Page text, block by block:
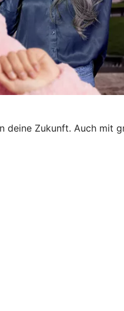
Zukunft. Auch mit